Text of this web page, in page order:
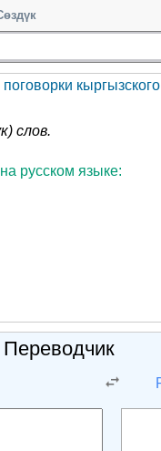
слов.
русском языке:
Переводчик